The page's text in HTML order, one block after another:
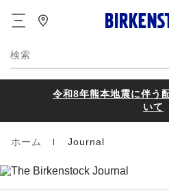
検索
令和8年熊本地震に伴う
いて
Homepage
ホーム Journal